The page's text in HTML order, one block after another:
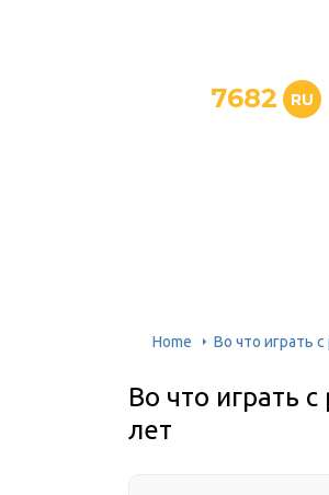
7682 RU
Home Во что играть
Во что играть
лет